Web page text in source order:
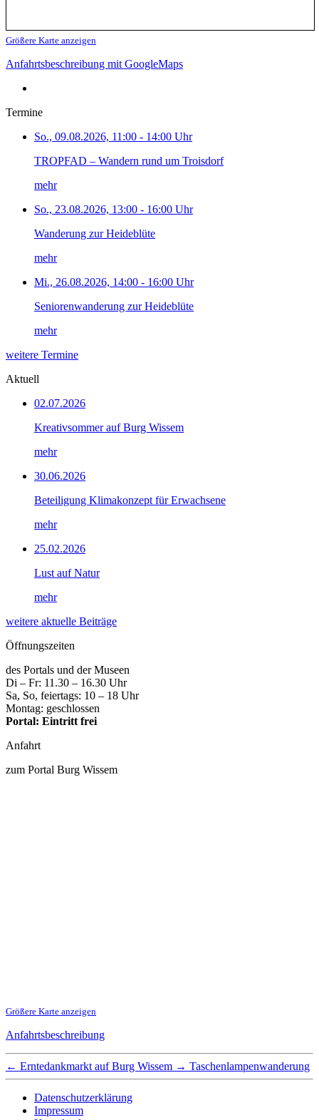
Größere Karte anzeigen
Anfahrtsbeschreibung mit GoogleMaps
Termine
So., 09.08.2026, 11:00 - 14:00 Uhr
TROPFAD – Wandern rund um Troisdorf
mehr
So., 23.08.2026, 13:00 - 16:00 Uhr
Wanderung zur Heideblüte
mehr
Mi., 26.08.2026, 14:00 - 16:00 Uhr
Seniorenwanderung zur Heideblüte
mehr
weitere Termine
Aktuell
02.07.2026
Kreativsommer auf Burg Wissem
mehr
30.06.2026
Beteiligung Klimakonzept für Erwachsene
mehr
25.02.2026
Lust auf Natur
mehr
weitere aktuelle Beiträge
Öffnungszeiten
des Portals und der Museen
Di – Fr: 11.30 – 16.30 Uhr
Sa, So, feiertags: 10 – 18 Uhr
Montag: geschlossen
Portal: Eintritt frei
Anfahrt
zum Portal Burg Wissem
Größere Karte anzeigen
Anfahrtsbeschreibung
← Erntedankmarkt auf Burg Wissem → Taschenlampenwanderung
Datenschutzerklärung
Impressum